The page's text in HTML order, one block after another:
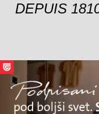
DEPUIS